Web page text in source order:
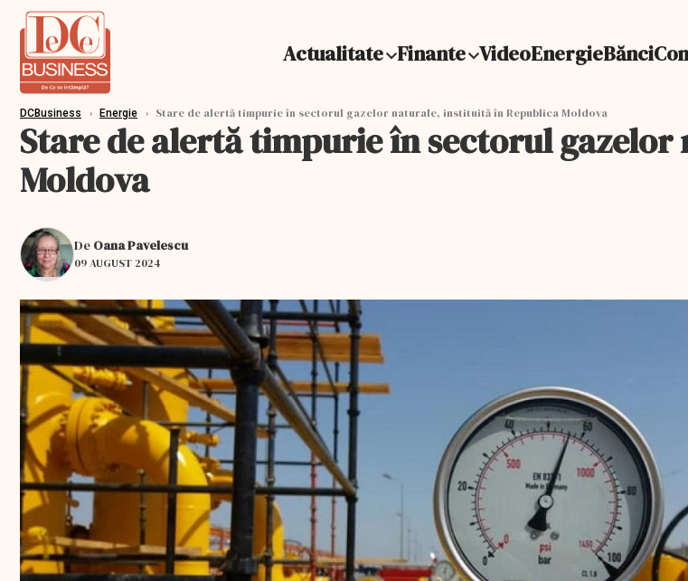
Actualitate Finante VideoEnergieBănci
DCBusiness › Energie › Stare de alertă timpurie în sectorul gazelor naturale, instituită în Republica Moldova
Stare de alertă timpurie în sectorul
Moldova
De Oana Pavelescu
09 AUGUST 2024